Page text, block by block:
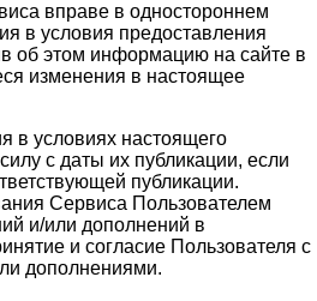
вправе в одностороннем
в условия предоставления
об этом информацию на сайте в
изменения в настоящее
в условиях настоящего
с даты их публикации, если
публикации.
Сервиса Пользователем
и/или дополнений в
и согласие Пользователя с
дополнениями.